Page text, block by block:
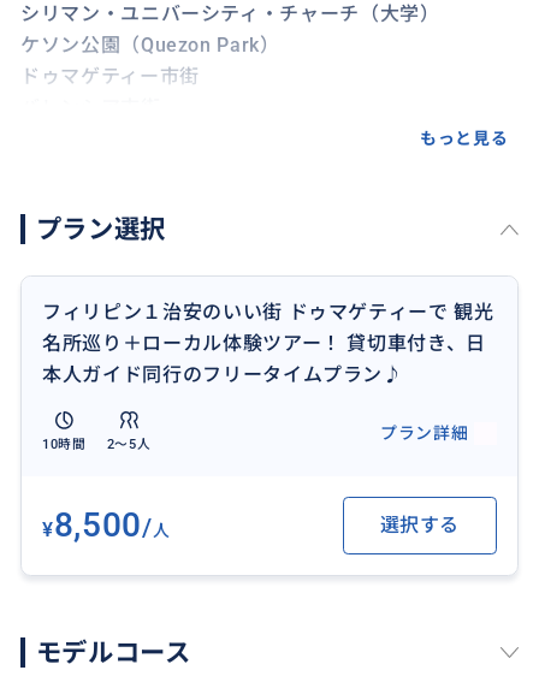
シリマン・ユニバーシティ・チャーチ（大学）
ケソン公園（Quezon Park）
ドゥマゲティー市街
などなど旅のプラン、観光名所の追加のアレンジは自
観光名所を削ることで、フリータイムの時間を増や
し、ショッピングセンターでのお買い物、マッサー
ジ・スパでの時間を増やす事も可能となります。
お土産売り場に最適なショッピングセンターでのお買
い物、市内お勧めレストランでの夕食、マッサージや
スパ
ろん可能でございます♪
もっと見る
プラン選択
フィリピン１治安のいい街 ドゥマゲティーで 観光
名所巡り＋ローカル体験ツアー！ 貸切車付き、日
本人ガイド同行のフリータイムプラン♪
10時間 2〜5人
プラン詳細
¥8,500/人 選択する
モデルコース